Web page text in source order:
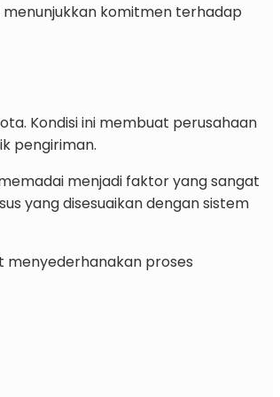
menunjukkan komitmen terhadap
Kondisi ini membuat perusahaan
pengiriman.
menjadi faktor yang sangat
yang disesuaikan dengan sistem
menyederhanakan proses